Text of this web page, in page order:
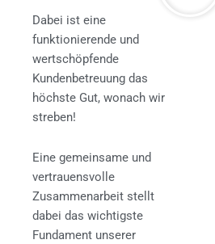
Dabei ist eine
funktionierende und
wertschöpfende
Kundenbetreuung das
höchste Gut, wonach wir
streben!
Eine gemeinsame und
vertrauensvolle
Zusammenarbeit stellt
dabei das wichtigste
Fundament unserer